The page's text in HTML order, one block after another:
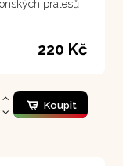
pralesů
220 Kč
Koupit